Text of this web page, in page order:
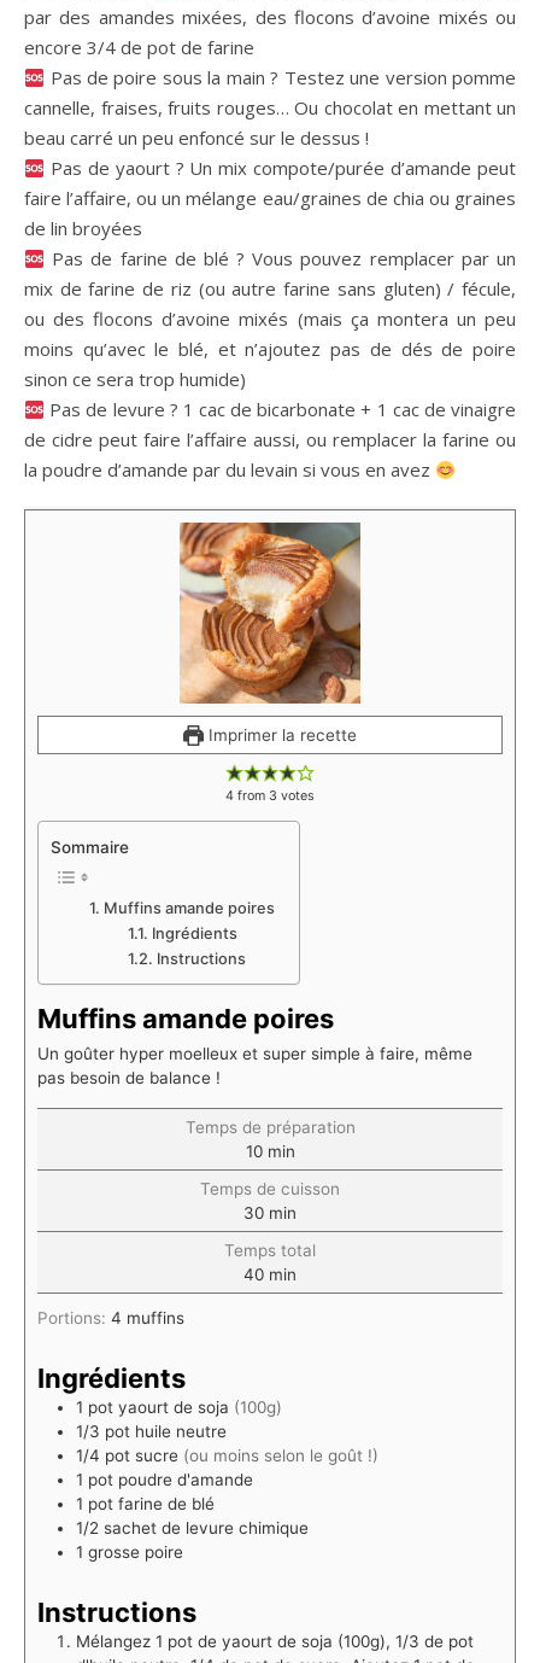
par des amandes mixées, des flocons d’avoine mixés ou
encore 3/4 de pot de farine⁠
Pas de poire sous la main ? Testez une version pomme
cannelle, fraises, fruits rouges… Ou chocolat en mettant un
beau carré un peu enfoncé sur le dessus !
Pas de yaourt ? Un mix compote/purée d’amande peut
faire l’affaire, ou un mélange eau/graines de chia ou graines
de lin broyées ⁠
Pas de farine de blé ? Vous pouvez remplacer par un
mix de farine de riz (ou autre farine sans gluten) / fécule,
ou des flocons d’avoine mixés (mais ça montera un peu
moins qu’avec le blé, et n’ajoutez pas de dés de poire
sinon ce sera trop humide)⁠
Pas de levure ? 1 cac de bicarbonate + 1 cac de vinaigre
de cidre peut faire l’affaire aussi, ou remplacer la farine ou
la poudre d’amande par du levain si vous en avez
Imprimer la recette
4 from 3 votes
Sommaire
Muffins amande poires
Ingrédients
Instructions
Muffins amande poires
Un goûter hyper moelleux et super simple à faire, même
pas besoin de balance !
Temps de préparation
10 min
Temps de cuisson
30 min
Temps total
40 min
Portions: 4 muffins
Ingrédients
1 pot yaourt de soja (100g)
1/3 pot huile neutre
1/4 pot sucre (ou moins selon le goût !)
1 pot poudre d'amande
1 pot farine de blé
1/2 sachet de levure chimique
1 grosse poire
Instructions
Mélangez 1 pot de yaourt de soja (100g), 1/3 de pot